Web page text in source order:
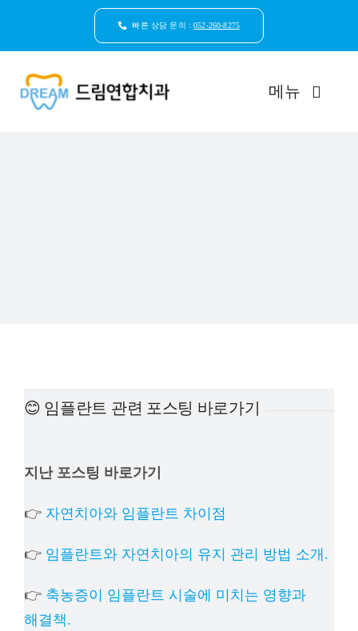
빠른 상담 문의 :052-260-8275
메뉴
상담예약
😊 임플란트 관련 포스팅 바로가기
지난 포스팅 바로가기
👉 자연치아와 임플란트 차이점
👉 임플란트와 자연치아의 유지 관리 방법 소개.
👉 축농증이 임플란트 시술에 미치는 영향과
해결책.